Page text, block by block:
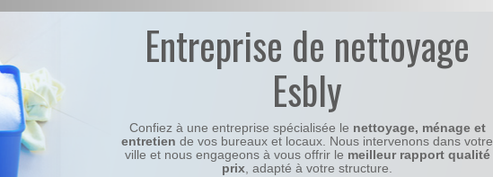
Entreprise de nettoyage
Esbly
Confiez à une entreprise spécialisée le nettoyage, ménage et
entretien de vos bureaux et locaux. Nous intervenons dans votre
ville et nous engageons à vous offrir le meilleur rapport qualité
prix, adapté à votre structure.